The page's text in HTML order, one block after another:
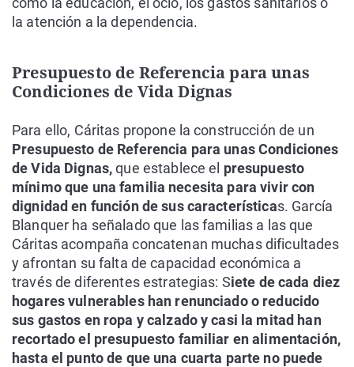
la atención a la dependencia.
Presupuesto de Referencia para unas
Condiciones de Vida Dignas
Para ello, Cáritas propone la construcción de un
Presupuesto de Referencia para unas Condiciones
de Vida Dignas,que establece el presupuesto
mínimo que una familia necesita para vivir con
dignidad en función de sus características. García
Blanquer ha señalado que las familias a las que
Cáritas acompaña concatenan muchas dificultades
y afrontan su falta de capacidad económica a
través de diferentes estrategias: Siete de cada diez
hogares vulnerables han renunciado o reducido
sus gastos en ropa y calzado y casi la mitad han
recortado el presupuesto familiar en alimentación,
hasta el punto de que una cuarta parte no puede